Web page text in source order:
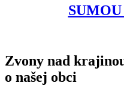
SUMOU
Zvony nad
o našej obci